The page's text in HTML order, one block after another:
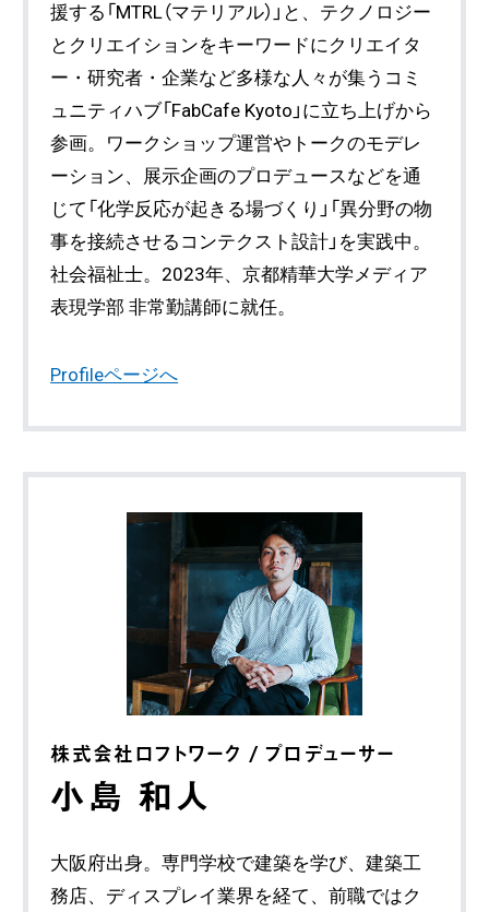
援する「MTRL（マテリアル）」と、テクノロジー
とクリエイションをキーワードにクリエイタ
ー・研究者・企業など多様な人々が集うコミ
ュニティハブ「FabCafe Kyoto」に立ち上げから
参画。ワークショップ運営やトークのモデレ
ーション、展示企画のプロデュースなどを通
じて「化学反応が起きる場づくり」「異分野の物
事を接続させるコンテクスト設計」を実践中。
社会福祉士。2023年、京都精華大学メディア
表現学部 非常勤講師に就任。
Profileページへ
株式会社ロフトワーク / プロデューサー
小島 和人
大阪府出身。専門学校で建築を学び、建築工
務店、ディスプレイ業界を経て、前職ではク